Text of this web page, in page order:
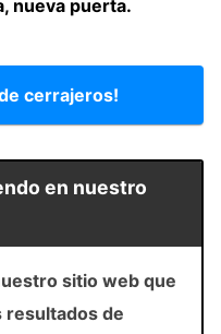
nueva puerta.
cerrajeros!
en nuestro
sitio web que
resultados de